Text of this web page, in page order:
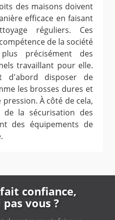
des maisons doivent
efficace en faisant
réguliers. Ces
de la société
précisément des
travaillant pour elle.
d'abord disposer de
les brosses dures et
À côté de cela,
la sécurisation des
des équipements de
confiance,
vous ?